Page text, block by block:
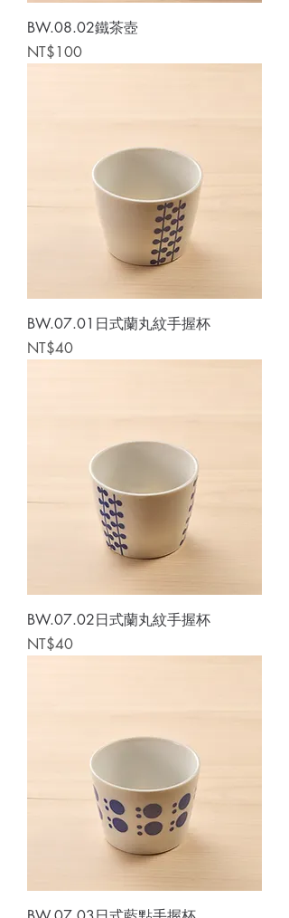
BW.08.02鐵茶壺
Price
NT$100
BW.07.01日式蘭丸紋手握杯
Price
NT$40
BW.07.02日式蘭丸紋手握杯
Price
NT$40